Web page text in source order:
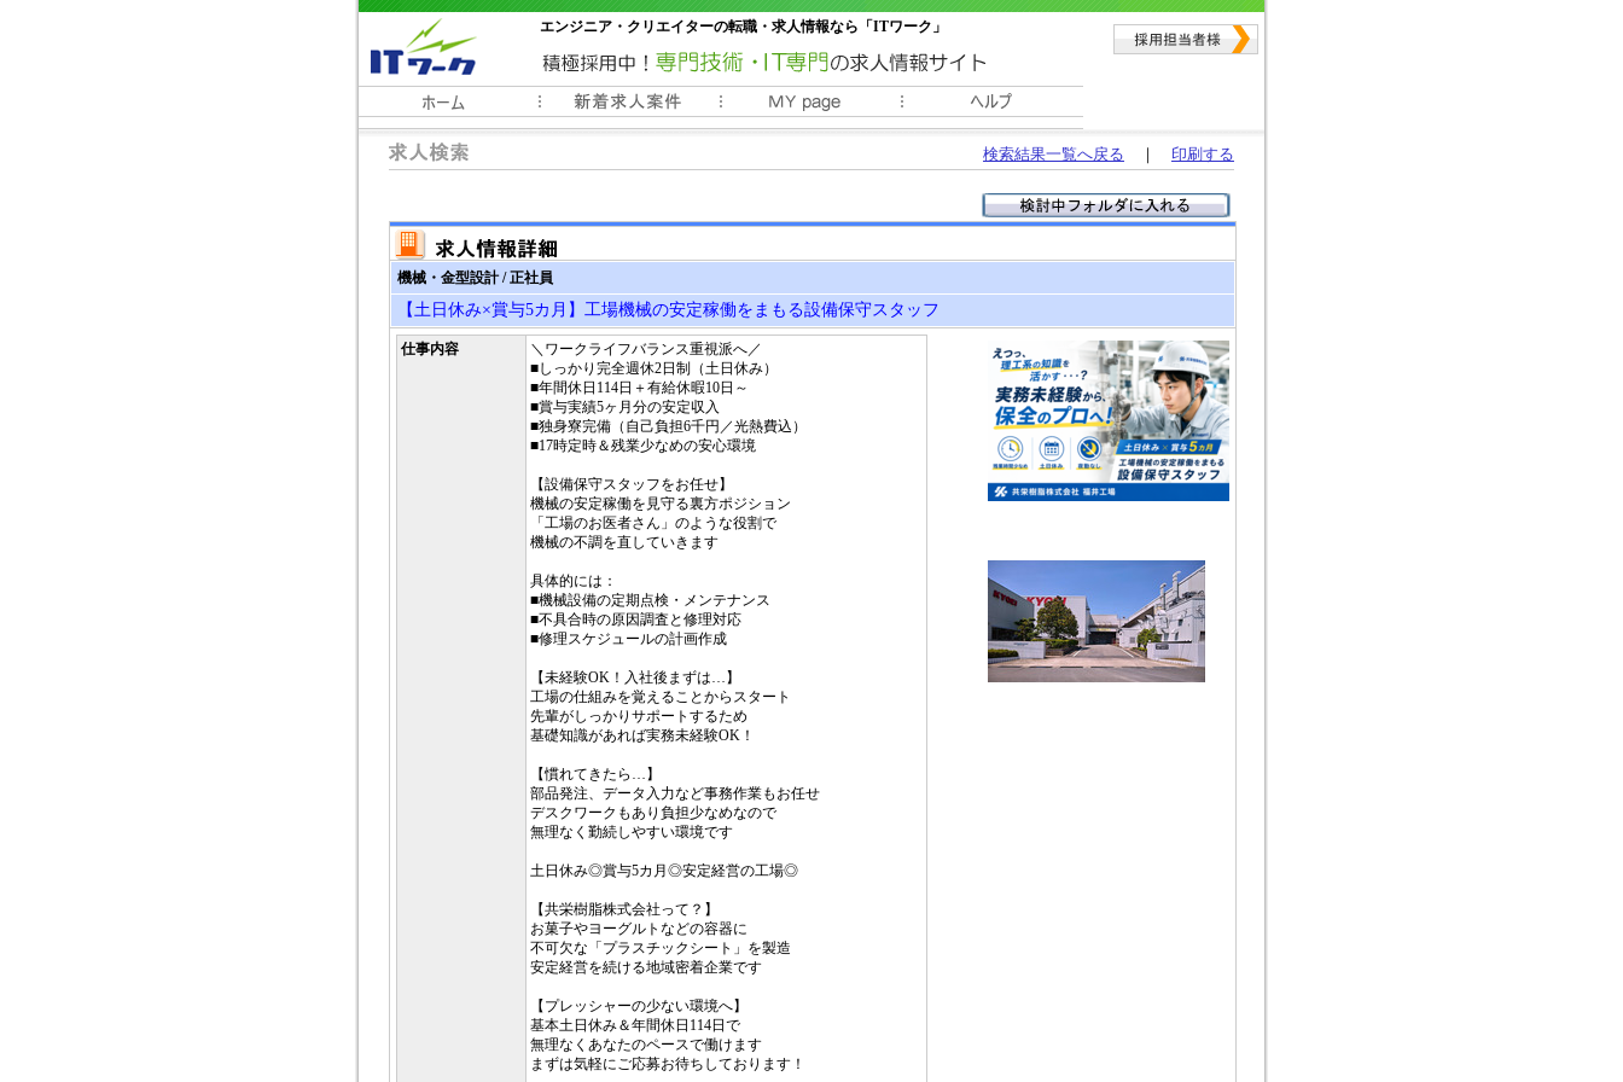
エンジニア・クリエイターの転職・求人情報なら「ITワーク」
常時3000件以上の求人情報掲載中
検索結果一覧へ戻る ｜ 印刷する
機械・金型設計 / 正社員
【土日休み×賞与5カ月】工場機械の安定稼働をまもる設備保守スタッフ
仕事内容
＼ワークライフバランス重視派へ／
■しっかり完全週休2日制（土日休み）
■年間休日114日＋有給休暇10日～
■賞与実績5ヶ月分の安定収入
■独身寮完備（自己負担6千円／光熱費込）
■17時定時＆残業少なめの安心環境
【設備保守スタッフをお任せ】
機械の安定稼働を見守る裏方ポジション
「工場のお医者さん」のような役割で
機械の不調を直していきます
具体的には：
■機械設備の定期点検・メンテナンス
■不具合時の原因調査と修理対応
■修理スケジュールの計画作成
【未経験OK！入社後まずは…】
工場の仕組みを覚えることからスタート
先輩がしっかりサポートするため
基礎知識があれば実務未経験OK！
【慣れてきたら…】
部品発注、データ入力など事務作業もお任せ
デスクワークもあり負担少なめなので
無理なく勤続しやすい環境です
土日休み◎賞与5カ月◎安定経営の工場◎
【共栄樹脂株式会社って？】
お菓子やヨーグルトなどの容器に
不可欠な「プラスチックシート」を製造
安定経営を続ける地域密着企業です
【プレッシャーの少ない環境へ】
基本土日休み＆年間休日114日で
無理なくあなたのペースで働けます
まずは気軽にご応募お待ちしております！